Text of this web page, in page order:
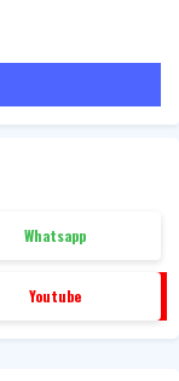
Whatsapp
Youtube